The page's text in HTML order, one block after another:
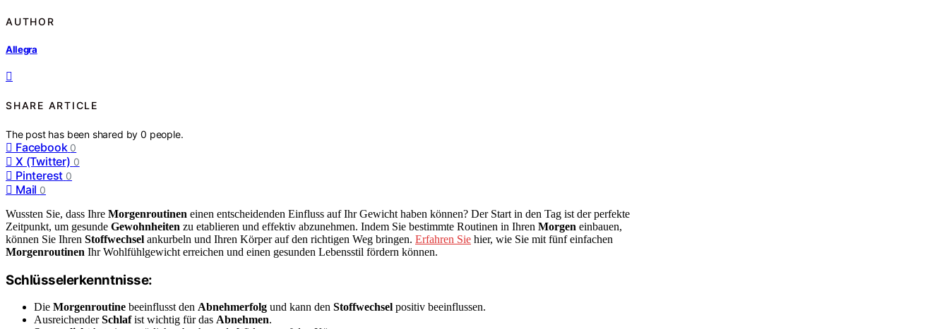
AUTHOR
Allegra
SHARE ARTICLE
The post has been shared by0 people.
Facebook 0
X (Twitter) 0
Pinterest 0
Mail 0
Wussten Sie, dass Ihre Morgenroutinen einen entscheidenden Einfluss auf Ihr Gewicht haben können? Der Start in den Tag ist der perfekte
Zeitpunkt, um gesunde Gewohnheiten zu etablieren und effektiv abzunehmen. Indem Sie bestimmte Routinen in Ihren Morgen einbauen,
können Sie Ihren Stoffwechsel ankurbeln und Ihren Körper auf den richtigen Weg bringen. Erfahren Sie hier, wie Sie mit fünf einfachen
Morgenroutinen Ihr Wohlfühlgewicht erreichen und einen gesunden Lebensstil fördern können.
Schlüsselerkenntnisse:
Die Morgenroutine beeinflusst den Abnehmerfolg und kann den Stoffwechsel positiv beeinflussen.
AusreichenderSchlafist wichtig für das Abnehmen.